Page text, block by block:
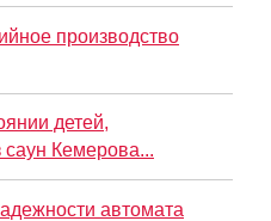
производство
детей,
Кемерова...
автомата